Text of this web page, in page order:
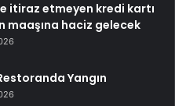
itiraz etmeyen kredi kartı
maaşına haciz gelecek
Yangın